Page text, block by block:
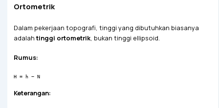
Ortometrik
Dalam pekerjaan topografi, tinggi yang dibutuhkan biasanya
adalahtinggi ortometrik, bukan tinggi ellipsoid.
Rumus:
H = h − N
Keterangan: